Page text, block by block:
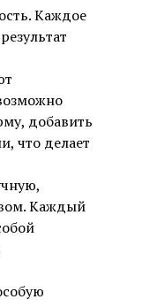
Каждое
добавить
что делает
Каждый